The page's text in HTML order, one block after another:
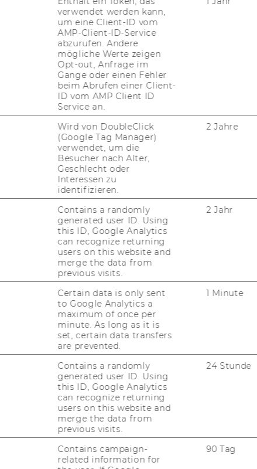
verwendet werden kann,
um eine Client-ID vom
AMP-Client-ID-Service
abzurufen. Andere
mögliche Werte zeigen
Opt-out, Anfrage im
Gange oder einen Fehler
beim Abrufen einer Client-
ID vom AMP Client ID
Service an.
Wird von DoubleClick
(Google Tag Manager)
verwendet, um die
Besucher nach Alter,
Geschlecht oder
Interessen zu
identifizieren.
2 Jahre
Contains a randomly
generated user ID. Using
this ID, Google Analytics
can recognize returning
users on this website and
merge the data from
previous visits.
2 Jahr
Certain data is only sent
to Google Analytics a
maximum of once per
minute. As long as it is
set, certain data transfers
are prevented.
1 Minute
Contains a randomly
generated user ID. Using
this ID, Google Analytics
can recognize returning
users on this website and
merge the data from
previous visits.
24 Stunde
Contains campaign-
related information for
90 Tag